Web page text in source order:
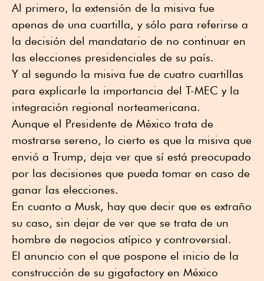
Al primero, la extensión de la misiva fue
apenas de una cuartilla, y sólo para referirse a
la decisión del mandatario de no continuar en
las elecciones presidenciales de su país.
Y al segundo la misiva fue de cuatro cuartillas
para explicarle la importancia del T-MEC y la
integración regional norteamericana.
Aunque el Presidente de México trata de
mostrarse sereno, lo cierto es que la misiva que
envió a Trump, deja ver que sí está preocupado
por las decisiones que pueda tomar en caso de
ganar las elecciones.
En cuanto a Musk, hay que decir que es extraño
su caso, sin dejar de ver que se trata de un
hombre de negocios atípico y controversial.
El anuncio con el que pospone el inicio de la
construcción de su gigafactory en México